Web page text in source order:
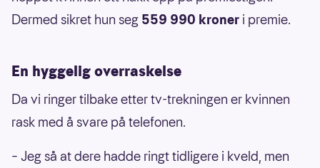
Dermed sikret hun seg 559 990 kroner i premie.
En hyggelig overraskelse
Da vi ringer tilbake etter tv-trekningen er kvinnen
rask med å svare på telefonen.
– Jeg så at dere hadde ringt tidligere i kveld, men